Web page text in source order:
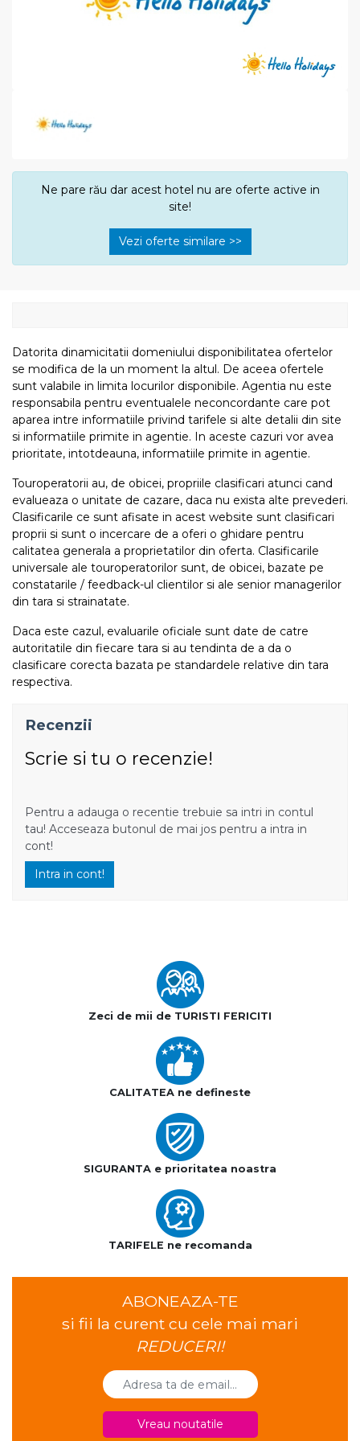
Ne pare rău dar acest hotel nu are oferte active in
site!
Vezi oferte similare >>
Datorita dinamicitatii domeniului disponibilitatea ofertelor
se modifica de la un moment la altul. De aceea ofertele
sunt valabile in limita locurilor disponibile. Agentia nu este
responsabila pentru eventualele neconcordante care pot
aparea intre informatiile privind tarifele si alte detalii din site
si informatiile primite in agentie. In aceste cazuri vor avea
prioritate, intotdeauna, informatiile primite in agentie.
Touroperatorii au, de obicei, propriile clasificari atunci cand
evalueaza o unitate de cazare, daca nu exista alte prevederi.
Clasificarile ce sunt afisate in acest website sunt clasificari
proprii si sunt o incercare de a oferi o ghidare pentru
calitatea generala a proprietatilor din oferta. Clasificarile
universale ale touroperatorilor sunt, de obicei, bazate pe
constatarile / feedback-ul clientilor si ale senior managerilor
din tara si strainatate.
Daca este cazul, evaluarile oficiale sunt date de catre
autoritatile din fiecare tara si au tendinta de a da o
clasificare corecta bazata pe standardele relative din tara
respectiva.
Recenzii
Scrie si tu o recenzie!
Pentru a adauga o recentie trebuie sa intri in contul
tau! Acceseaza butonul de mai jos pentru a intra in
cont!
Intra in cont!
Zeci de mii de TURISTI FERICITI
CALITATEA ne defineste
SIGURANTA e prioritatea noastra
TARIFELE ne recomanda
ABONEAZA-TE
si fii la curent cu cele mai mari
REDUCERI!
Vreau noutatile